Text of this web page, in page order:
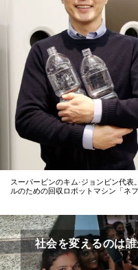
スーパービンのキム·ジョンビン代
ルのための回収ロボットマシン「ネ
社会を変えるのは